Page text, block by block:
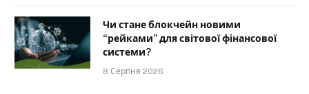
Чи стане блокчейн новими
“рейками” для світової фінансової
системи?
8 Серпня 2026